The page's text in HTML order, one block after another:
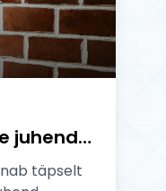
juhend
täpselt